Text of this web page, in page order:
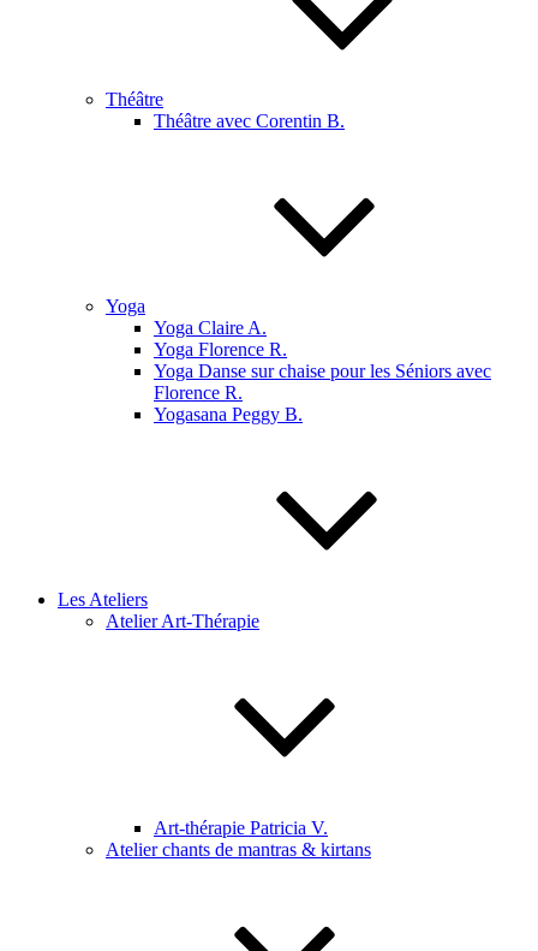
Théâtre
Théâtre avec Corentin B.
Yoga
Yoga Claire A.
Yoga Florence R.
Yoga Danse sur chaise pour les Séniors avec
Florence R.
Yogasana Peggy B.
Les Ateliers
Atelier Art-Thérapie
Art-thérapie Patricia V.
Atelier chants de mantras & kirtans